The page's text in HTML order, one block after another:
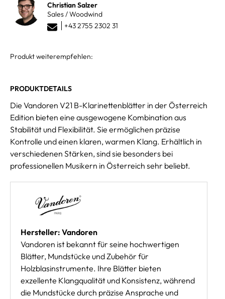
Christian Salzer
Sales / Woodwind
+43 2755 2302 31
Produkt weiterempfehlen:
PRODUKTDETAILS
Die Vandoren V21 B-Klarinettenblätter in der Österreich
Edition bieten eine ausgewogene Kombination aus
Stabilität und Flexibilität. Sie ermöglichen präzise
Kontrolle und einen klaren, warmen Klang. Erhältlich in
verschiedenen Stärken, sind sie besonders bei
professionellen Musikern in Österreich sehr beliebt.
Hersteller: Vandoren
Vandoren ist bekannt für seine hochwertigen
Blätter, Mundstücke und Zubehör für
Holzblasinstrumente. Ihre Blätter bieten
exzellente Klangqualität und Konsistenz, während
die Mundstücke durch präzise Ansprache und